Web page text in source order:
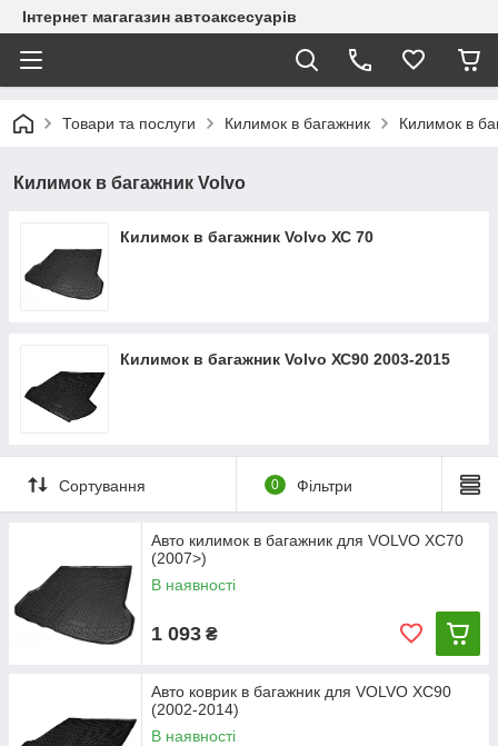
Інтернет магагазин автоаксесуарів
Товари та послуги Килимок в багажник Килимок в
Килимок в багажник Volvo
Килимок в багажник Volvo ХС 70
Килимок в багажник Volvo ХС90 2003-2015
Сортування 0 Фільтри
Авто килимок в багажник для VOLVO XC70
(2007>)
В наявності
1 093 ₴
Авто коврик в багажник для VOLVO XC90
(2002-2014)
В наявності